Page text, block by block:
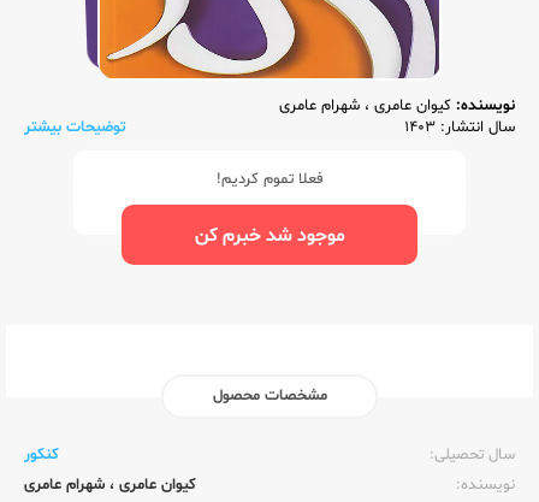
نویسنده: کیوان عامری ، شهرام عامری
سال انتشار: 1403
توضیحات بیشتر
فعلا تموم کردیم!
موجود شد خبرم کن
مشخصات محصول
سال تحصیلی:‌
کنکور
نویسنده:‌
کیوان عامری ، شهرام عامری